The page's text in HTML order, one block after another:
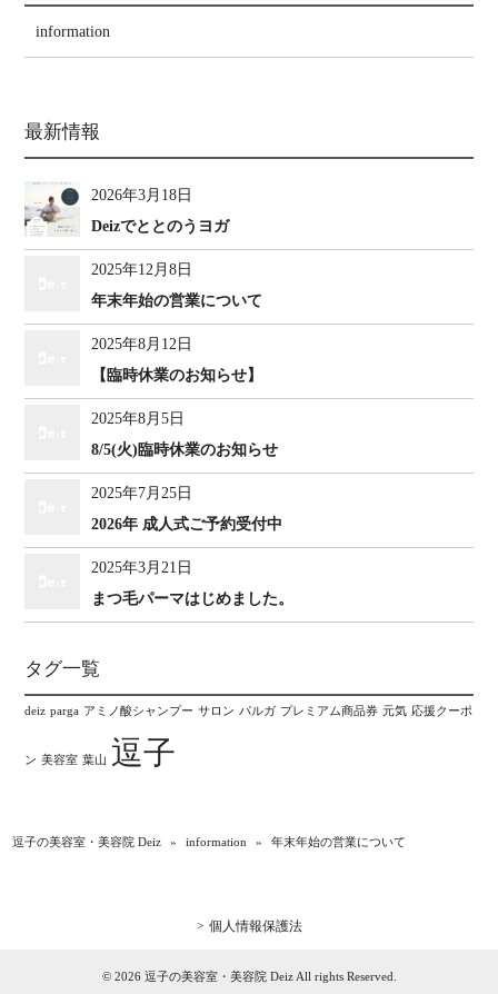
information
最新情報
2026年3月18日
Deizでととのうヨガ
2025年12月8日
年末年始の営業について
2025年8月12日
【臨時休業のお知らせ】
2025年8月5日
8/5(火)臨時休業のお知らせ
2025年7月25日
2026年 成人式ご予約受付中
2025年3月21日
まつ毛パーマはじめました。
タグ一覧
deiz parga アミノ酸シャンプー サロン パルガ プレミアム商品券 元気 応援クーポ
ン 美容室 葉山 逗子
逗子の美容室・美容院 Deiz » information » 年末年始の営業について
個人情報保護法
© 2026 逗子の美容室・美容院 Deiz All rights Reserved.